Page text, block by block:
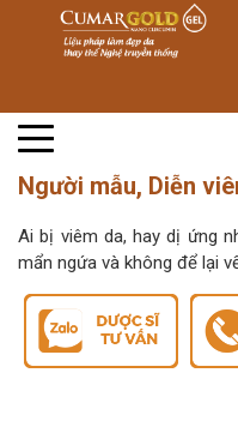
Người mẫu, Diễn
Ai bị viêm da, hay dị ứng
mẩn ngứa và không để lại